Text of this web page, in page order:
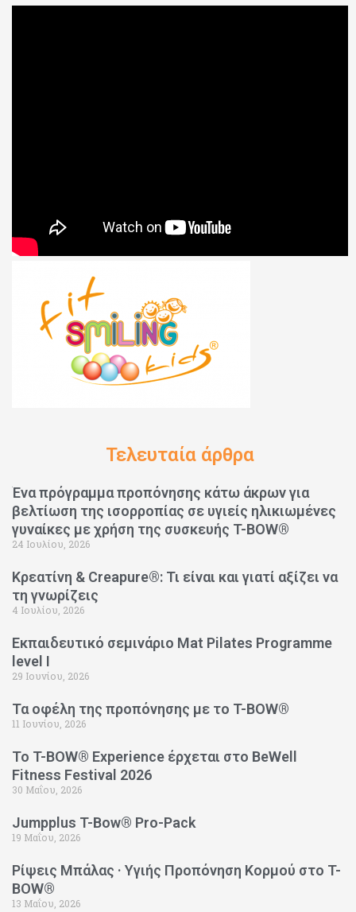
Τελευταία άρθρα
Ένα πρόγραμμα προπόνησης κάτω άκρων για
βελτίωση της ισορροπίας σε υγιείς ηλικιωμένες
γυναίκες με χρήση της συσκευής T-BOW®
24 Ιουλίου, 2026
Κρεατίνη & Creapure®: Τι είναι και γιατί αξίζει να
τη γνωρίζεις
4 Ιουλίου, 2026
Εκπαιδευτικό σεμινάριο Mat Pilates Programme
level I
29 Ιουνίου, 2026
Τα οφέλη της προπόνησης με το T-BOW®
11 Ιουνίου, 2026
Το T-BOW® Experience έρχεται στο BeWell
Fitness Festival 2026
30 Μαΐου, 2026
Jumpplus T-Bow® Pro-Pack
19 Μαΐου, 2026
Ρίψεις Μπάλας · Υγιής Προπόνηση Κορμού στο T-
BOW®
13 Μαΐου, 2026